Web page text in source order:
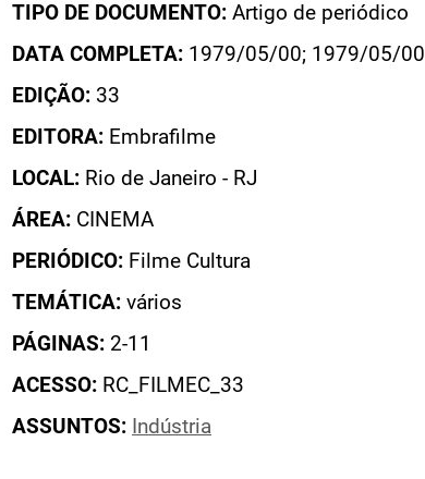
TIPO DE DOCUMENTO: Artigo de periódico
DATA COMPLETA: 1979/05/00; 1979/05/00
EDIÇÃO: 33
EDITORA: Embrafilme
LOCAL: Rio de Janeiro - RJ
ÁREA: CINEMA
PERIÓDICO: Filme Cultura
TEMÁTICA: vários
PÁGINAS: 2-11
ACESSO: RC_FILMEC_33
ASSUNTOS: Indústria